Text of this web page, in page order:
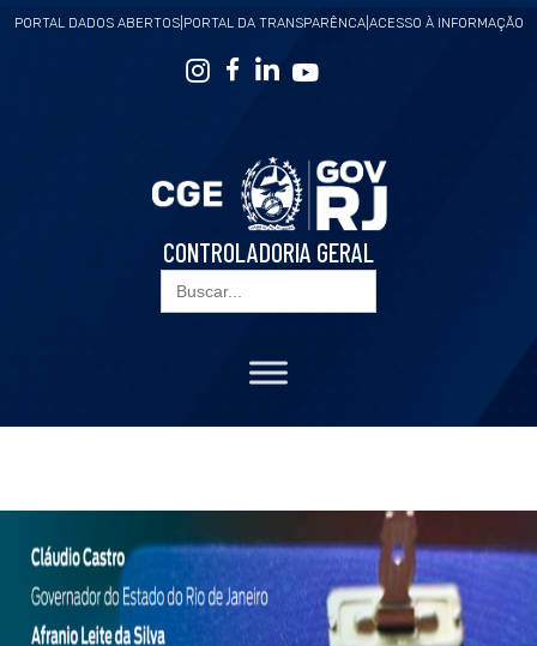
PORTAL DADOS ABERTOS| PORTAL DA TRANSPARÊNCA| ACESSO À INFORMAÇÃO
CONTROLADORIA GERAL
Search
for: